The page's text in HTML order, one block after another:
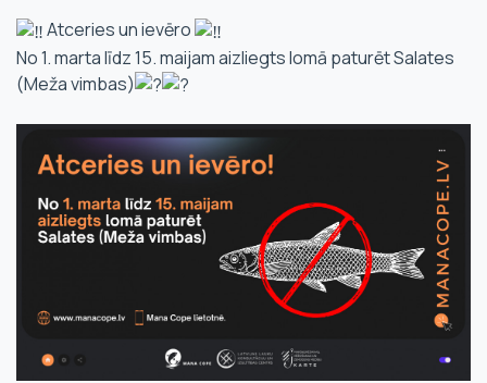
Atceries un ievēro
No 1. marta līdz 15. maijam aizliegts lomā paturēt Salates
(Meža vimbas)